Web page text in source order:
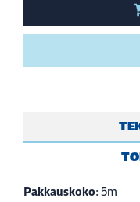
Pakkauskoko: 5m